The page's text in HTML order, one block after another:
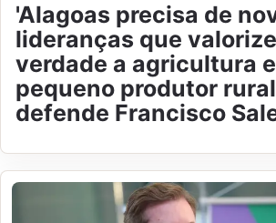
'Alagoas precisa de
lideranças que
verdade a agricultura
pequeno produtor
defende Francisco